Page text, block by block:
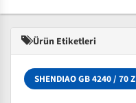
Ürün Etiketleri
SHENDIAO GB 4240 / 70 Z